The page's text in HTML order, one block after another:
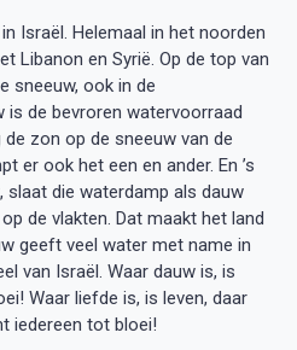
Israël. Helemaal in het noorden
Libanon en Syrië. Op de top van
sneeuw, ook in de
is de bevroren watervoorraad
zon op de sneeuw van de
er ook het een en ander. En ’s
die waterdamp als dauw
de vlakten. Dat maakt het land
geeft veel water met name in
van Israël. Waar dauw is, is
Waar liefde is, is leven, daar
iedereen tot bloei!